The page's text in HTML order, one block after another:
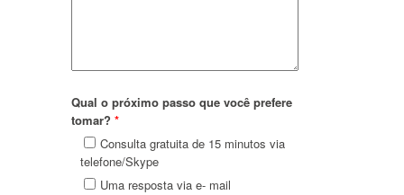
Qual o próximo passo que você prefere
tomar? *
Consulta gratuita de 15 minutos via
telefone/Skype
Uma resposta via e- mail